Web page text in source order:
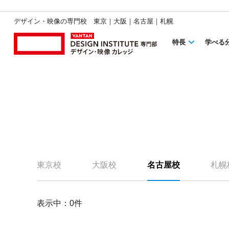
デザイン・映像の専門校 東京｜大阪｜名古屋｜札幌
特長 学べる
東京校 大阪校 名古屋校 札幌
表示中： 0件